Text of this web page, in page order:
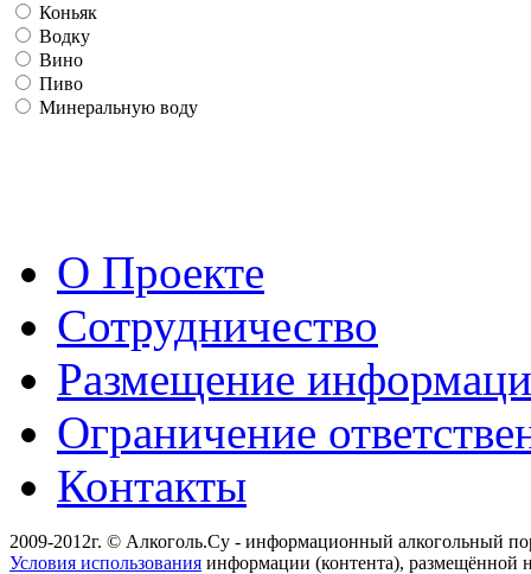
Коньяк
Водку
Вино
Пиво
Минеральную воду
О Проекте
Сотрудничество
Размещение
Ограничение
Контакты
2009-2012г. © Алкоголь.Су - информационный алкогольный
Условия использования информации (контента), размещённой